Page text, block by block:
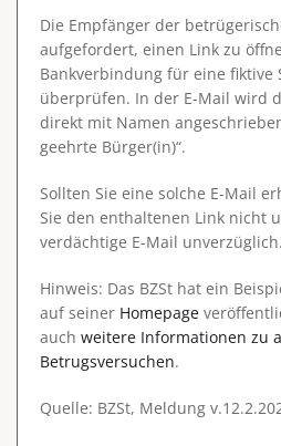
Die Empfänger der
aufgefordert, einen Link zu
Bankverbindung für eine fiktive
überprüfen. In der E-Mail wird
direkt mit Namen
geehrte Bürger(in)“.
Sollten Sie eine solche E-Mail
Sie den enthaltenen Link nicht
verdächtige E-Mail unverzüglich.
Hinweis: Das BZSt hat ein
auf seiner Homepage
auch weitere Informationen zu
Betrugsversuchen.
Quelle: BZSt, Meldung